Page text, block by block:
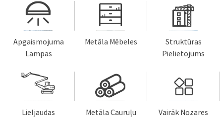
Apgaismojuma
Lampas
Metāla Mēbeles
Struktūras
Pielietojums
Lieljaudas
Metāla Cauruļu
Vairāk Nozares